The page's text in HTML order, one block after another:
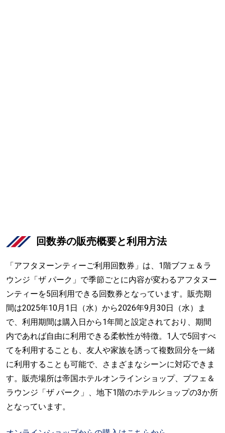
回数券の販売概要と利用方法
「アフタヌーンティーご利用回数券」は、1階ブフェ＆ラ
ウンジ「ザ パーク」で季節ごとに内容が変わるアフタヌー
ンティーを5回利用できる回数券となっています。販売期
間は2025年10月1日（水）から2026年9月30日（水）ま
で、利用期間は購入日から1年間と設定されており、期間
内であれば自由に利用できる柔軟性が特徴。1人で5回すべ
てを利用することも、友人や家族を誘って複数回分を一緒
に利用することも可能で、さまざまなシーンに対応できま
す。販売場所は帝国ホテルオンラインショップ、ブフェ＆
ラウンジ「ザ パーク」、地下1階のホテルショップの3か所
となっています。